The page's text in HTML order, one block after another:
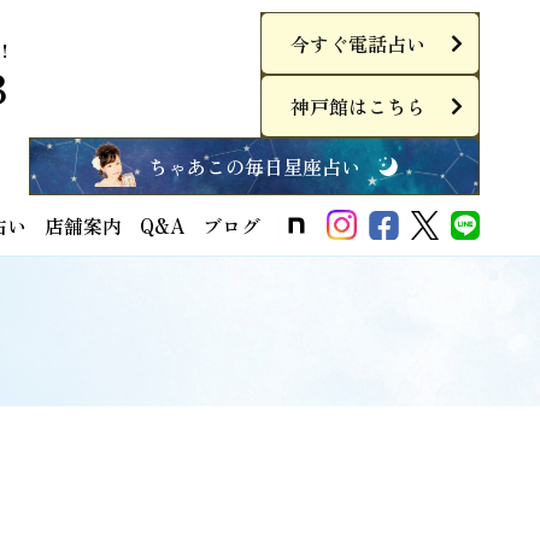
今すぐ電話占い
神戸館はこちら
ちゃあこの毎日星座占い
い 店舗案内 Q&A ブログ